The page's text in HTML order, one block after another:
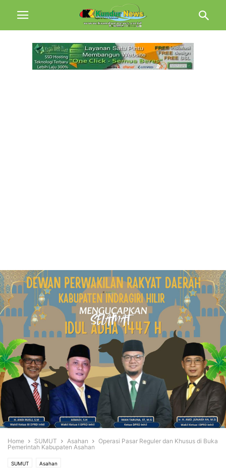
Home SUMUT Asahan
Operasi Pasar Reguler dan Khusus di Buka
Pemerintah Kabupaten Asahan
SUMUT Asahan